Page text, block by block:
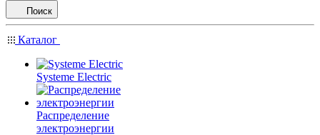
Поиск
Каталог
Systeme Electric
Распределение
электроэнергии